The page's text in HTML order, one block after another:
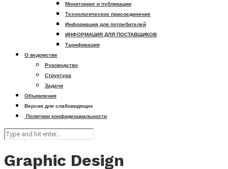
Мониторинг и публикации
Технологическое присоединение
Информация для потребителей
ИНФОРМАЦИЯ ДЛЯ ПОСТАВЩИКОВ
Тарификация
О ведомстве
Руководство
Структура
Задачи
Объявления
Версия для слабовидящих
Политики конфиденциальности
Graphic Design